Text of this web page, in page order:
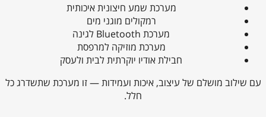
מערכת שמע חיצונית איכותית
רמקולים מוגני מים
מערכת Bluetooth לגינה
מערכת מוזיקה למרפסת
חבילת אודיו יוקרתית לבית ולעסק
עם שילוב מושלם של עיצוב, איכות ועמידות — זו מערכת שתשדרג כל
חלל.